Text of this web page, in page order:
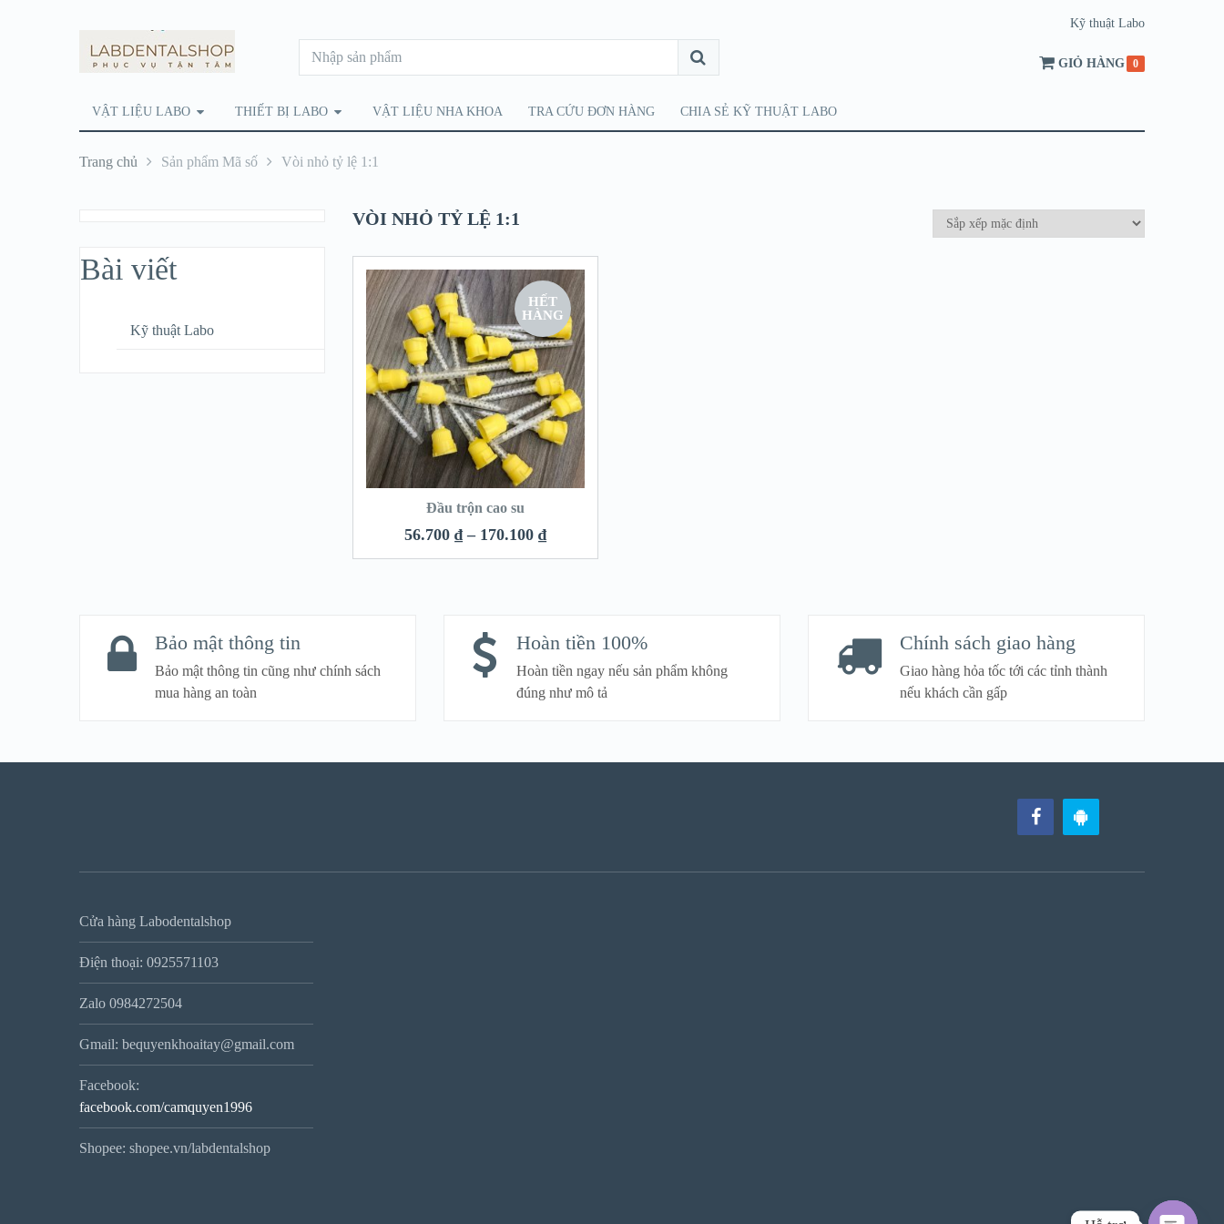
Kỹ thuật Labo
GIỎ HÀNG 0
VẬT LIỆU LABO THIẾT BỊ LABO VẬT LIỆU NHA KHOA TRA CỨU ĐƠN HÀNG CHIA SẺ KỸ THUẬT LABO
Trang chủ Sản phẩm Mã số Vòi nhỏ tỷ lệ 1:1
VÒI NHỎ TỶ LỆ 1:1
HẾT
HÀNG
Đầu trộn cao su
56.700₫ – 170.100₫
Bài viết
Kỹ thuật Labo
Bảo mật thông tin
Bảo mật thông tin cũng như chính sách
mua hàng an toàn
Hoàn tiền 100%
Hoàn tiền ngay nếu sản phẩm không
đúng như mô tả
Chính sách giao hàng
Giao hàng hỏa tốc tới các tỉnh thành
nếu khách cần gấp
Cửa hàng Labodentalshop
Điện thoại: 0925571103
Zalo 0984272504
Gmail: bequyenkhoaitay@gmail.com
Facebook:
facebook.com/camquyen1996
Shopee: shopee.vn/labdentalshop